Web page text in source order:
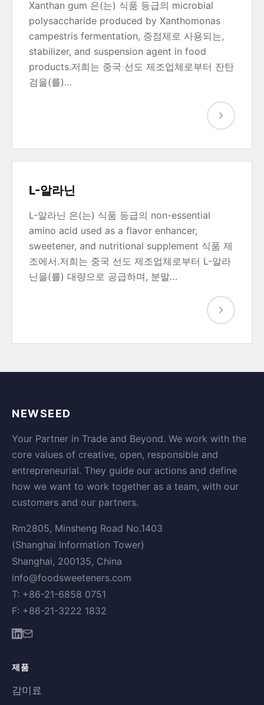
Xanthan gum 은(는) 식품 등급의 microbial
polysaccharide produced by Xanthomonas
campestris fermentation, 증점제로 사용되는,
stabilizer, and suspension agent in food
products.저희는 중국 선도 제조업체로부터 잔탄
검을(를)…
L-알라닌
L-알라닌 은(는) 식품 등급의 non-essential
amino acid used as a flavor enhancer,
sweetener, and nutritional supplement 식품 제
조에서.저희는 중국 선도 제조업체로부터 L-알라
닌을(를) 대량으로 공급하며, 분말…
NEWSEED
Your Partner in Trade and Beyond. We work with the
core values of creative, open, responsible and
entrepreneurial. They guide our actions and define
how we want to work together as a team, with our
customers and our partners.
Rm2805, Minsheng Road No.1403
(Shanghai Information Tower)
Shanghai, 200135, China
info@foodsweeteners.com
T: +86-21-6858 0751
F: +86-21-3222 1832
제품
감미료